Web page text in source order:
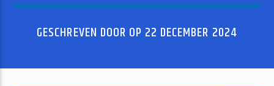
GESCHREVEN DOOR OP 22 DECEMBER 2024